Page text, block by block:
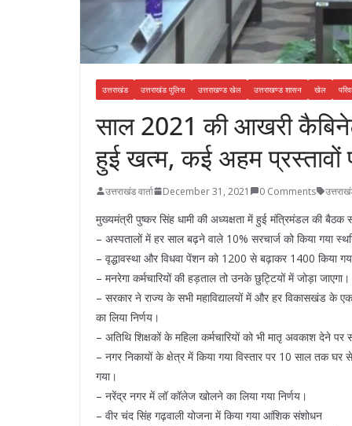
उत्तराखंड उत्तराखंड पुलिस उत्तराखण्ड खेल उत्तराखण्ड शासन खेल
साल 2021 की आखरी
हुई खत्म, कई अहम प्रस्तावों
उत्तराखंड वार्ता December 31, 2021 0 Comments
मुख्यमंत्री पुष्कर सिंह धामी की अध्यक्षता में हुई मंत्रिमंडल की
– अस्पतालों में हर साल बढ़ने वाले 10% सरचार्ज को किया गया
– वृद्धावस्था और विधवा पेंशन को 1200 से बढ़ाकर 1400 किया
– मनरेगा कर्मचारियों की हड़ताल तो उनके छुट्टियों में जोड़ा जाएगा।
– सरकार ने राज्य के सभी महाविद्यालयों में और हर विकासखंड के
का लिया निर्णय।
– अतिथि शिक्षकों के महिला कर्मचारियों को भी मातृ अवकाश देने पर
– नगर निकायों के क्षेत्र में किया गया विस्तार पर 10 साल तक घर
गया।
– नरेंद्र नगर में लॉ कॉलेज खोलने का लिया गया निर्णय।
– वीर चंद सिंह गढ़वाली योजना में किया गया आंशिक संशोधन